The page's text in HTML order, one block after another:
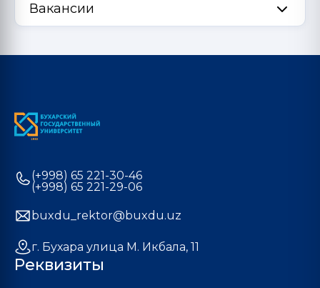
Вакансии
(+998) 65 221-30-46
(+998) 65 221-29-06
buxdu_rektor@buxdu.uz
г. Бухара улица М. Икбала, 11
Реквизиты